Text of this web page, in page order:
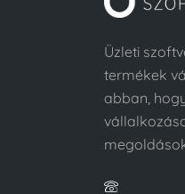
Üzleti
termékek
abban,